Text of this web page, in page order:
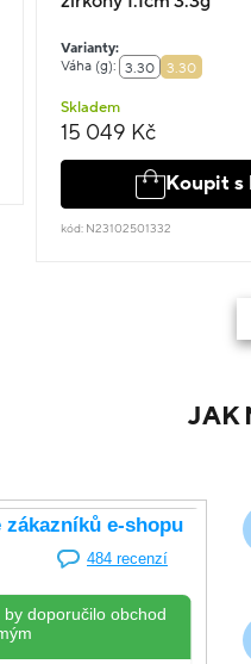
Varianty:
Váha (g):
3.30 3.30
Skladem
15 049 Kč
Koupit s
kód: N23102501332
JAK